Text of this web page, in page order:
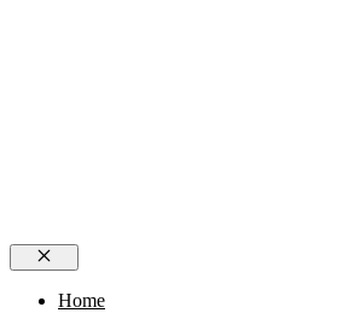
Schließen
Home